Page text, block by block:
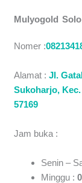
Mulyogold
Nomer :
Alamat :Jl.
Sukoharjo,
57169
Jam buka :
Senin –
Minggu :